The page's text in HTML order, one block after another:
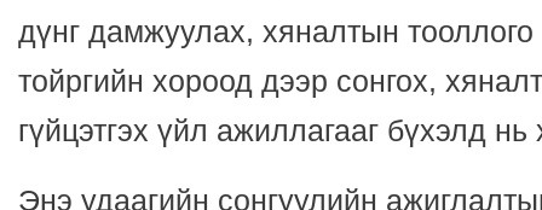
дүнг дамжуулах, хяналтын
тойргийн хороод дээр сонгох,
гүйцэтгэх үйл ажиллагааг бүхэлд
Энэ удаагийн сонгуулийн